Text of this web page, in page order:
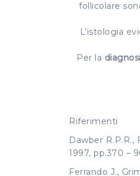
follicolare
L’istologia
Per la
Riferimenti
Dawber R.P.R.,
1997, pp.370 –
Ferrando J.,